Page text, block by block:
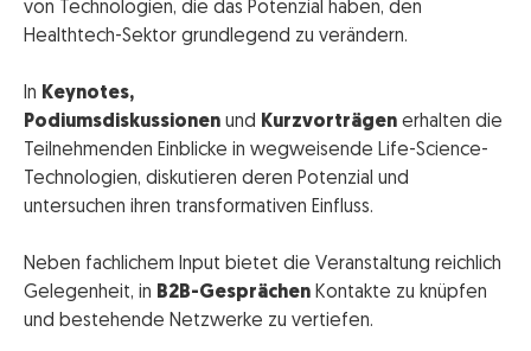
von Technologien, die das Potenzial haben, den
Healthtech-Sektor grundlegend zu verändern.
In Keynotes,
Podiumsdiskussionen und Kurzvorträgen erhalten die
Teilnehmenden Einblicke in wegweisende Life-Science-
Technologien, diskutieren deren Potenzial und
untersuchen ihren transformativen Einfluss.
Neben fachlichem Input bietet die Veranstaltung reichlich
Gelegenheit, in B2B-Gesprächen Kontakte zu knüpfen
und bestehende Netzwerke zu vertiefen.